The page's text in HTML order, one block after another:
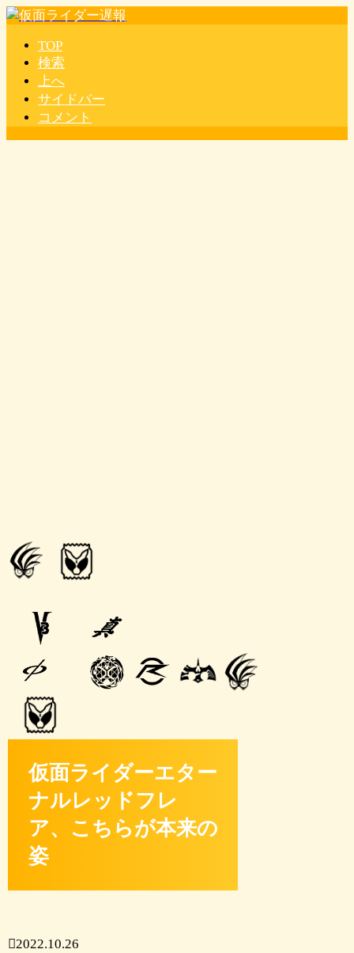
TOP
検索
上へ
サイドバー
コメント
仮面ライダーエター
ナルレッドフレ
ア、こちらが本来の
姿
2022.10.26